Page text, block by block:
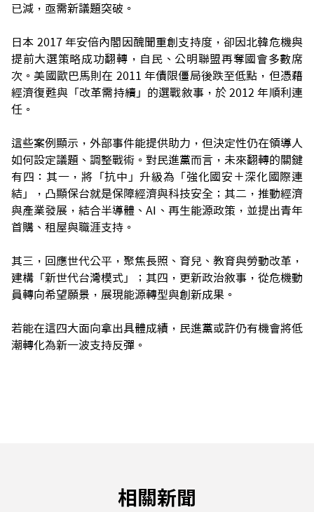
已減，亟需新議題突破。
日本 2017 年安倍內閣因醜聞重創支持度，卻因北韓危機與
提前大選策略成功翻轉，自民、公明聯盟再奪國會多數席
次。美國歐巴馬則在 2011 年債限僵局後跌至低點，但憑藉
經濟復甦與「改革需持續」的選戰敘事，於 2012 年順利連
任。
這些案例顯示，外部事件能提供助力，但決定性仍在領導人
如何設定議題、調整戰術。對民進黨而言，未來翻轉的關鍵
有四：其一，將「抗中」升級為「強化國安＋深化國際連
結」，凸顯保台就是保障經濟與科技安全；其二，推動經濟
與產業發展，結合半導體、AI、再生能源政策，並提出青年
首購、租屋與職涯支持。
其三，回應世代公平，聚焦長照、育兒、教育與勞動改革，
建構「新世代台灣模式」；其四，更新政治敘事，從危機動
員轉向希望願景，展現能源轉型與創新成果。
若能在這四大面向拿出具體成績，民進黨或許仍有機會將低
潮轉化為新一波支持反彈。
相關新聞